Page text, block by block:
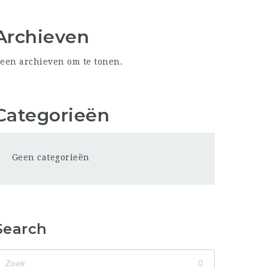
archieven om te tonen.
Geen categorieën